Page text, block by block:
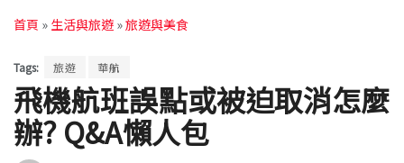
首頁 » 生活與旅遊 »旅遊與美食
Tags: 旅遊 華航
飛機航班誤點或被迫取消怎麼
辦? Q&A懶人包